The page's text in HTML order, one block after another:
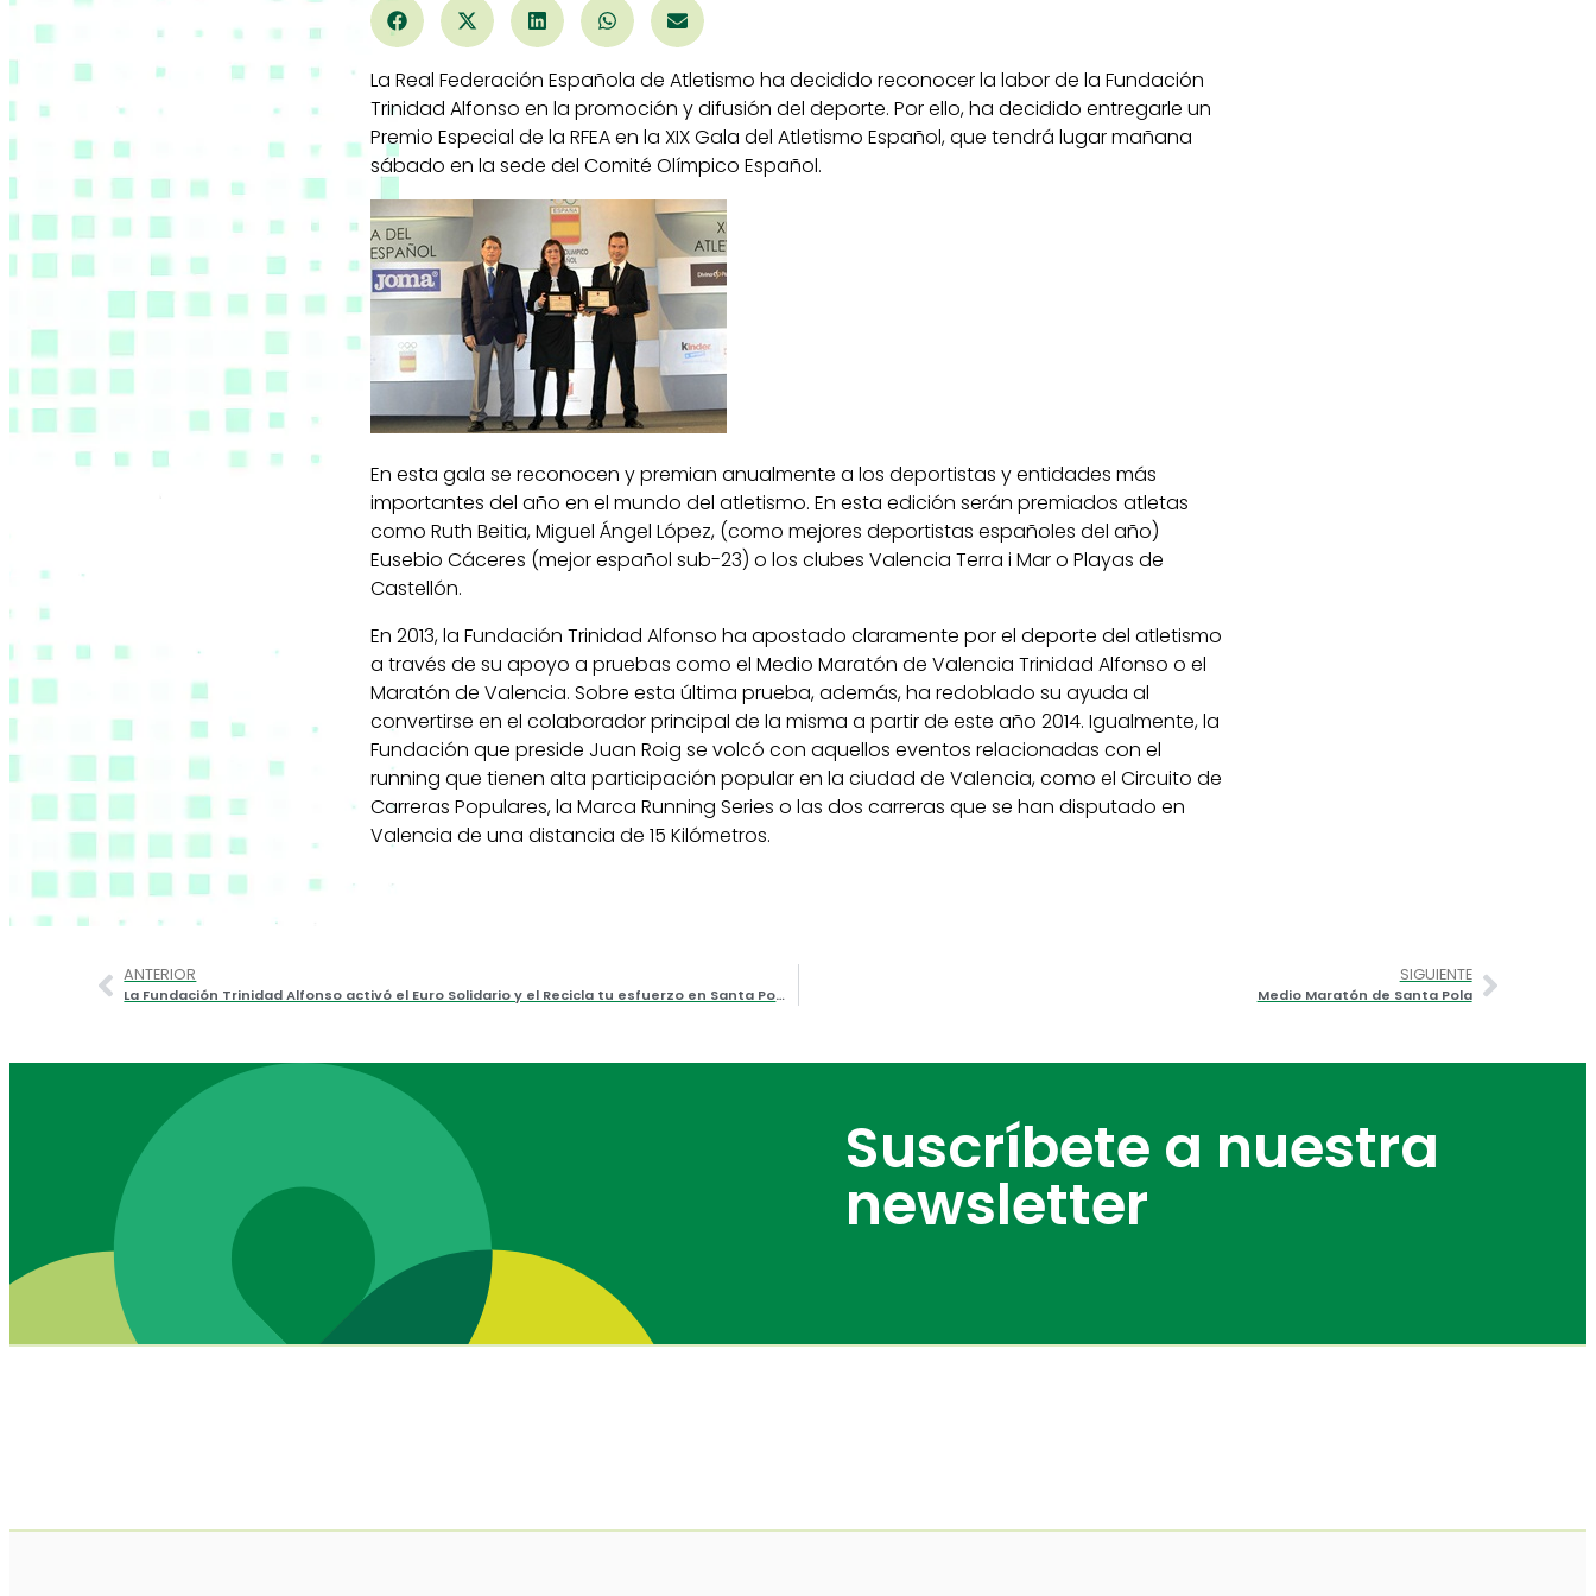
La Real Federación Española de Atletismo ha decidido reconocer la labor de la Fundación
Trinidad Alfonso en la promoción y difusión del deporte. Por ello, ha decidido entregarle un
Premio Especial de la RFEA en la XIX Gala del Atletismo Español, que tendrá lugar mañana
sábado en la sede del Comité Olímpico Español.
En esta gala se reconocen y premian anualmente a los deportistas y entidades más
importantes del año en el mundo del atletismo. En esta edición serán premiados atletas
como Ruth Beitia, Miguel Ángel López, (como mejores deportistas españoles del año)
Eusebio Cáceres (mejor español sub-23) o los clubes Valencia Terra i Mar o Playas de
Castellón.
En 2013, la Fundación Trinidad Alfonso ha apostado claramente por el deporte del atletismo
a través de su apoyo a pruebas como el Medio Maratón de Valencia Trinidad Alfonso o el
Maratón de Valencia. Sobre esta última prueba, además, ha redoblado su ayuda al
convertirse en el colaborador principal de la misma a partir de este año 2014. Igualmente, la
Fundación que preside Juan Roig se volcó con aquellos eventos relacionadas con el
running que tienen alta participación popular en la ciudad de Valencia, como el Circuito de
Carreras Populares, la Marca Running Series o las dos carreras que se han disputado en
Valencia de una distancia de 15 Kilómetros.
ANTERIOR
La Fundación Trinidad Alfonso activó el Euro Solidario y el Recicla tu esfuerzo en Santa Pola
SIGUIENTE
Medio Maratón de Santa Pola
Suscríbete a nuestra
newsletter